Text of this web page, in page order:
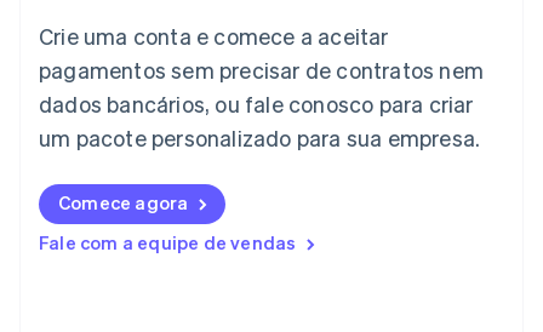
Crie uma conta e comece a aceitar
pagamentos sem precisar de contratos nem
dados bancários, ou fale conosco para criar
um pacote personalizado para sua empresa.
Comece agora
Fale com a equipe de vendas
Japão
Letônia
English
Liechtenstein
Deutsch English
English
Luxemburgo
FrançaisDeutschEnglish